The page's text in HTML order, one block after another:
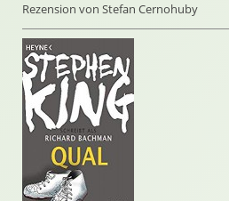
Rezension von Stefan Cernohuby